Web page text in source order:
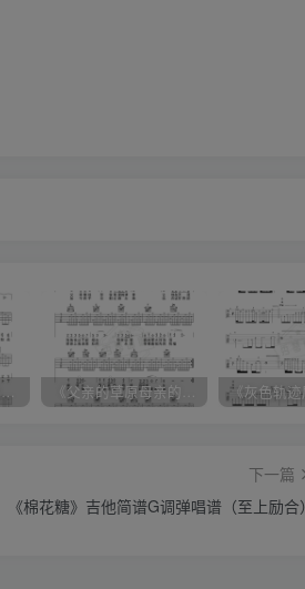
《天际》吉他简谱G调弹唱谱（姜玉阳） 《父亲的草原母亲的河》吉他简谱C调弹唱谱（腾格尔）
下一篇
《棉花糖》吉他简谱G调弹唱谱（至上励合）